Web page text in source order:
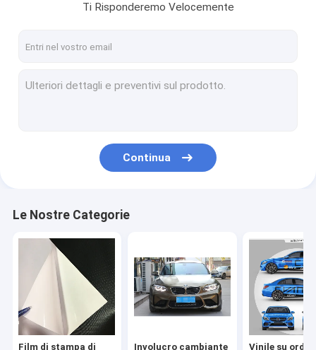
Contattaci
Vinile su ordinazione dell'involucro dell'automobile
Rotolo di film della laminazione
Ti Risponderemo Velocemente
Continua
Le Nostre Categorie
Film di stampa di Involucro cambiante Vinile su